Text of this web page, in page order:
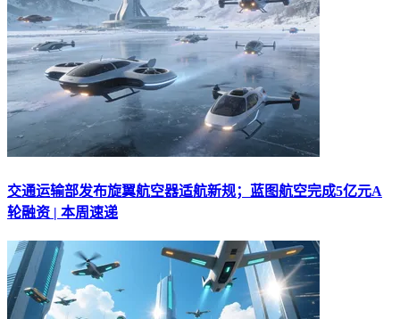
交通运输部发布旋翼航空器适航新规；蓝图航空完成5亿元A
轮融资 | 本周速递